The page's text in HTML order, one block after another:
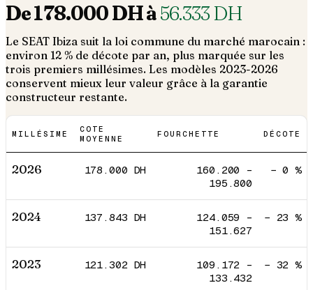
De178.000DH à56.333DH
Le SEAT Ibiza suit la loi commune du marché marocain :
environ 12 % de décote par an, plus marquée sur les
trois premiers millésimes. Les modèles 2023-2026
conservent mieux leur valeur grâce à la garantie
constructeur restante.
MILLÉSIME
COTE
MOYENNE
FOURCHETTE DÉCOTE
2026 178.000 DH 160.200 –
195.800
−0 %
2024 137.843 DH 124.059 –
151.627
− 23 %
2023 121.302 DH 109.172 –
133.432
− 32 %